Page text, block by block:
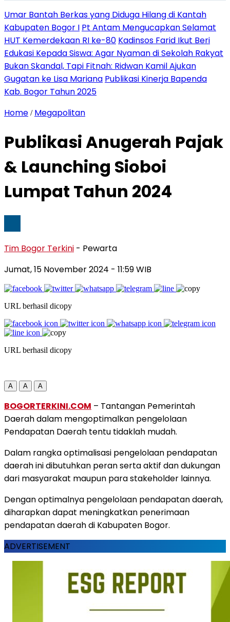
Umar Bantah Berkas yang Diduga Hilang di Kantah
Kabupaten Bogor I Pt Antam Mengucapkan Selamat
HUT Kemerdekaan RI ke-80 Kadinsos Farid Ikut Beri
Edukasi Kepada Siswa: Agar Nyaman di Sekolah Rakyat
Bukan Skandal, Tapi Fitnah: Ridwan Kamil Ajukan
Gugatan ke Lisa Mariana Publikasi Kinerja Bapenda
Kab. Bogor Tahun 2025
Home / Megapolitan
Publikasi Anugerah Pajak
& Launching Sioboi
Lumpat Tahun 2024
Tim Bogor Terkini - Pewarta
Jumat, 15 November 2024 - 11:59 WIB
URL berhasil dicopy
URL berhasil dicopy
A A A
BOGORTERKINI.COM – Tantangan Pemerintah
Daerah dalam mengoptimalkan pengelolaan
Pendapatan Daerah tentu tidaklah mudah.
Dalam rangka optimalisasi pengelolaan pendapatan
daerah ini dibutuhkan peran serta aktif dan dukungan
dari masyarakat maupun para stakeholder lainnya.
Dengan optimalnya pengelolaan pendapatan daerah,
diharapkan dapat meningkatkan penerimaan
pendapatan daerah di Kabupaten Bogor.
ADVERTISEMENT